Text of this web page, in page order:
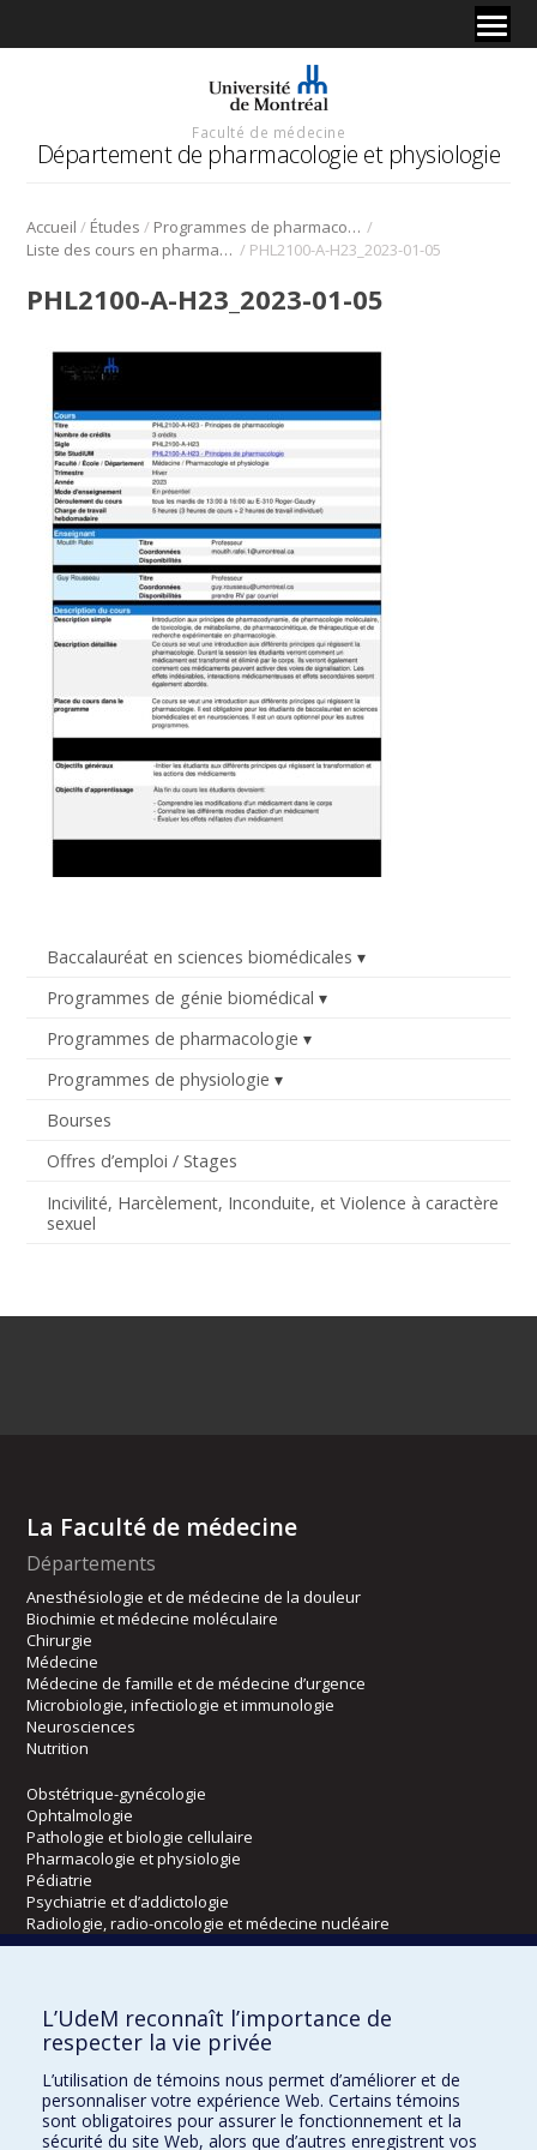
Faculté de médecine
Département de pharmacologie et physiologie
Accueil / Études / Programmes de pharmacologie /
Liste des cours en pharmacologie / PHL2100-A-H23_2023-01-05
Baccalauréat en sciences biomédicales
Programmes de génie biomédical
Programmes de pharmacologie
Programmes de physiologie
Bourses
Offres d’emploi / Stages
Incivilité, Harcèlement, Inconduite, et Violence à caractère
sexuel
PHL2100-A-H23_2023-01-05
La Faculté de médecine
Départements
Anesthésiologie et de médecine de la douleur
Biochimie et médecine moléculaire
Chirurgie
Médecine
Médecine de famille et de médecine d’urgence
Microbiologie, infectiologie et immunologie
Neurosciences
Nutrition
Obstétrique-gynécologie
Ophtalmologie
Pathologie et biologie cellulaire
Pharmacologie et physiologie
Pédiatrie
Psychiatrie et d’addictologie
Radiologie, radio-oncologie et médecine nucléaire
Écoles
Kinésiologie et des sciences de l’activité physique
Orthophonie et audiologie
Réadaptation
Directions
L’UdeM reconnaît l’importance de
respecter la vie privée
L’utilisation de témoins nous permet d’améliorer et de
personnaliser votre expérience Web. Certains témoins
sont obligatoires pour assurer le fonctionnement et la
sécurité du site Web, alors que d’autres enregistrent vos